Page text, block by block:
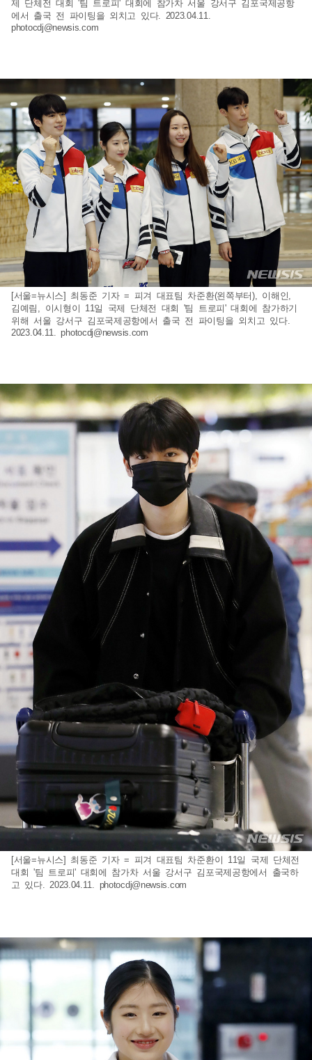
제 단체전 대회 '팀 트로피' 대회에 참가차 서울 강서구 김포국제공항
에서 출국 전 파이팅을 외치고 있다. 2023.04.11.
photocdj@newsis.com
[서울=뉴시스] 최동준 기자 = 피겨 대표팀 차준환(왼쪽부터), 이해인,
김예림, 이시형이 11일 국제 단체전 대회 '팀 트로피' 대회에 참가하기
위해 서울 강서구 김포국제공항에서 출국 전 파이팅을 외치고 있다.
2023.04.11.photocdj@newsis.com
[서울=뉴시스] 최동준 기자 = 피겨 대표팀 차준환이 11일 국제 단체전
대회 '팀 트로피' 대회에 참가차 서울 강서구 김포국제공항에서 출국하
고 있다. 2023.04.11. photocdj@newsis.com